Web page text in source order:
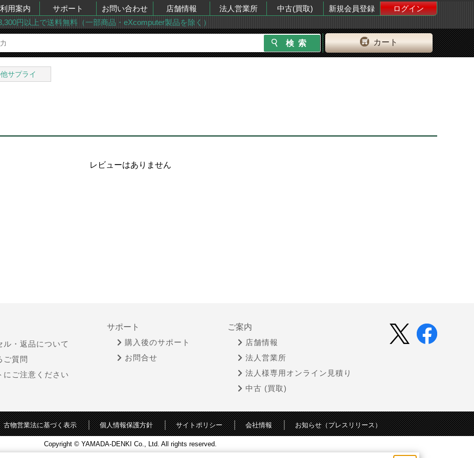
用案内 サポート お問い合わせ 店舗情報 法人営業所 中古(買取) 新規会員登録
ログイン
円以上で送料無料（一部商品・eXcomputer製品を除く）
カート
サプライ
レビューはありません
ル・返品について
ご質問
にご注意ください
サポート
購入後のサポート
お問合せ
ご案内
店舗情報
法人営業所
法人様専用オンライン見積り
中古 (買取)
古物営業法に基づく表示 個人情報保護方針 サイトポリシー 会社情報 お知らせ（プレスリリース）
Copyright © YAMADA-DENKI Co., Ltd. All rights reserved.